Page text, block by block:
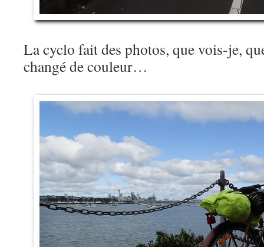
La cyclo fait des photos, que vois-je,
changé de couleur…